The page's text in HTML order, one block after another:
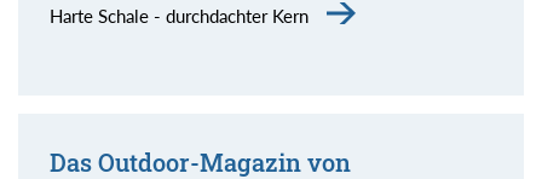
Harte Schale - durchdachter Kern
Das Outdoor-Magazin von